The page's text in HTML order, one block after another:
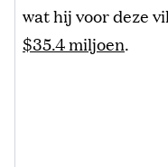
wat hij voor deze
$35.4 miljoen.